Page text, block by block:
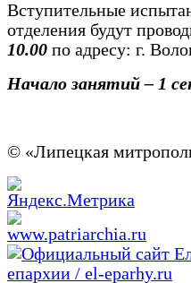
Вступительные
отделения будут
10.00 по адресу: г.
Начало занятий – 1
© «Липецкая